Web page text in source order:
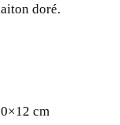
doré.
cm